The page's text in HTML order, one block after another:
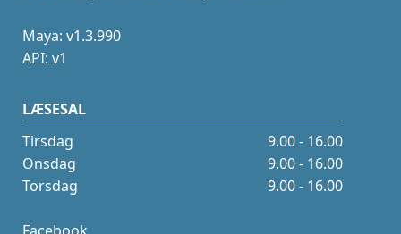
Maya: v1.3.990
API: v1
LÆSESAL
Tirsdag
9.00 - 16.00
Onsdag
9.00 - 16.00
Torsdag
9.00 - 16.00